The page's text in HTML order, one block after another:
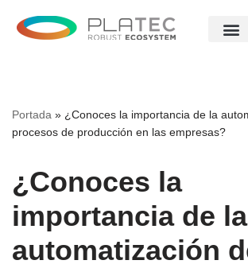
Saltar
Portada » ¿Conoces la importancia de la
procesos de producción en las empresas?
¿Conoces la
importancia de la
automatización